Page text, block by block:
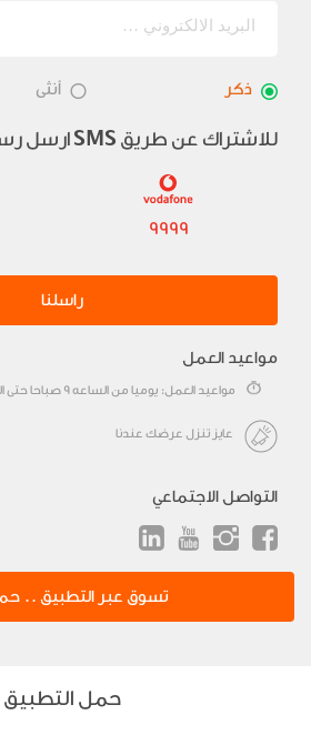
ذكر أنثى
للاشتراك عن طريق SMS ارسل
9999
راسلنا
مواعيد العمل
مواعيد العمل: يوميا من الساعه 9 صباحا حتى الساعه 12 بعد منتصف الليل
عايز تنزل عرضك عندنا
التواصل الاجتماعي
تسوق عبر التطبيق ..
حمل التطبيق